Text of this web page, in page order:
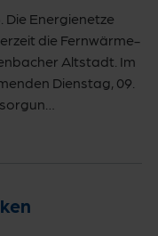
Die Energienetze
die Fernwärme-
Altstadt. Im
Dienstag, 09.